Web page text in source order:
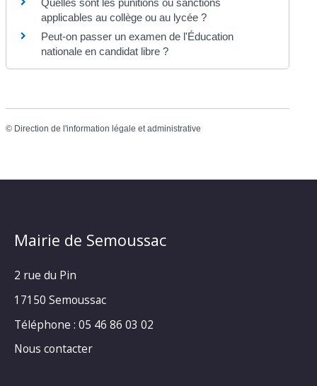
applicables au collège ou au lycée ?
Peut-on passer un examen de l'Éducation
nationale en candidat libre ?
© Direction de l'information légale et administrative
Mairie de Semoussac
2 rue du Pin
17150 Semoussac
Téléphone : 05 46 86 03 02
Nous contacter